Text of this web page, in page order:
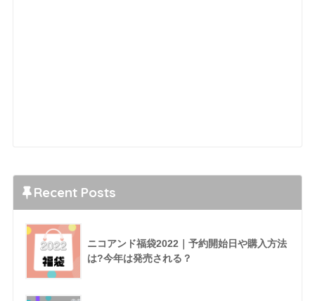
Recent Posts
ニコアンド福袋2022｜予約開始日や購入方法
は?今年は発売される？